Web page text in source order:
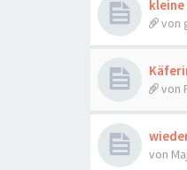
von
von
von